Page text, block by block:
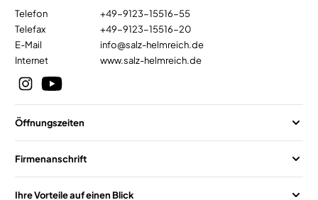
Telefon
+49-9123-15516-55
Telefax
+49-9123-15516-20
E-Mail
info@salz-helmreich.de
Internet
www.salz-helmreich.de
Öffnungszeiten
Firmenanschrift
Ihre Vorteile auf einen Blick